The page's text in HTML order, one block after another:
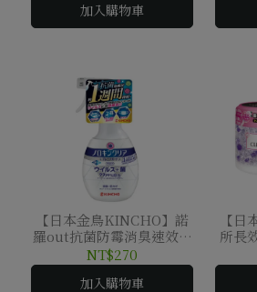
加入購物車
【日本金鳥KINCHO】諾
羅out抗菌防霉消臭速效噴
霧300ML
NT$270
加入購物車
【
所長